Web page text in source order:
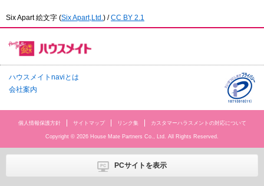
Six Apart 絵文字 (Six Apart,Ltd. ) /CC BY 2.1
ハウスメイトnaviとは
会社案内
個人情報保護方針 サイトマップ リンク集 カスタマーハラスメントの対応について
Copyright © 2026 House Mate Partners Co., Ltd. All Rights Reserved.
PCサイトを表示